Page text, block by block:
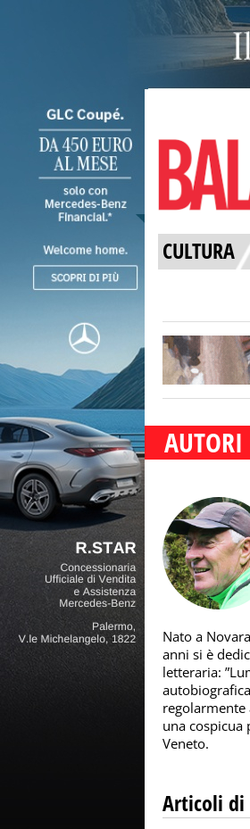
CULTURA
AUTORI
Nato a
anni si è
letteraria:
regolarmente
una cospicua
Veneto.
Articoli di